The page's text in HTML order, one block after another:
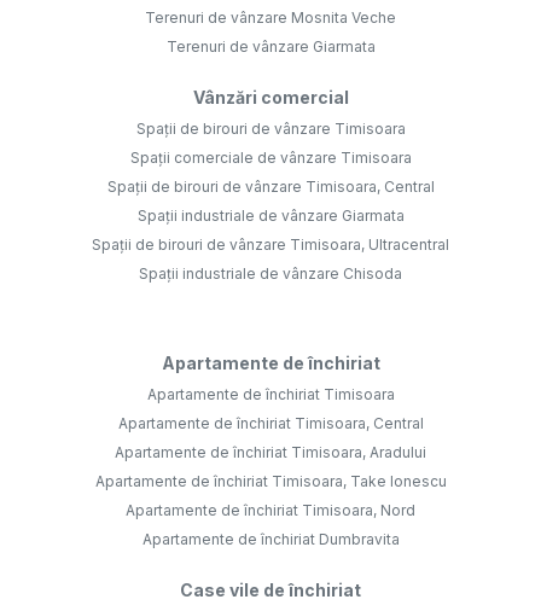
Terenuri de vânzare Mosnita Veche
Terenuri de vânzare Giarmata
Vânzări comercial
Spații de birouri de vânzare Timisoara
Spații comerciale de vânzare Timisoara
Spații de birouri de vânzare Timisoara, Central
Spații industriale de vânzare Giarmata
Spații de birouri de vânzare Timisoara, Ultracentral
Spații industriale de vânzare Chisoda
Apartamente de închiriat
Apartamente de închiriat Timisoara
Apartamente de închiriat Timisoara, Central
Apartamente de închiriat Timisoara, Aradului
Apartamente de închiriat Timisoara, Take Ionescu
Apartamente de închiriat Timisoara, Nord
Apartamente de închiriat Dumbravita
Case vile de închiriat